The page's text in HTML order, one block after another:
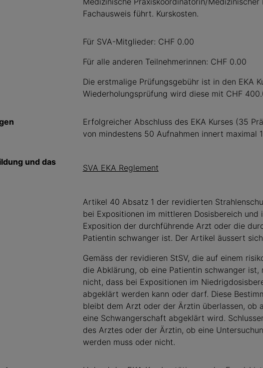
Fachausweis führt. Kurskosten.
Für SVA-Mitglieder: CHF 0.00
Für alle anderen Teilnehmerinnen: CHF 0.00
Die erstmalige Prüfungsgebühr ist in den EKA
Wiederholungsprüfung wird diese mit CHF
Erfolgreicher Abschluss des EKA Kurses (35
von mindestens 50 Aufnahmen innert maximal
und das
SVA EKA Reglement
Artikel 40 Absatz 1 der revidierten
bei Expositionen im mittleren Dosisbereich
Exposition der durchführende Arzt oder die
Patientin schwanger ist. Der Artikel äussert
Gemäss der revidieren StSV, die auf einem
die Abklärung, ob eine Patientin schwanger
nicht, dass bei Expositionen im
abgeklärt werden kann oder darf. Diese
bleibt dem Arzt oder der Ärztin überlassen, ob
eine Schwangerschaft abgeklärt wird.
des Arztes oder der Ärztin, ob eine
werden muss oder nicht.